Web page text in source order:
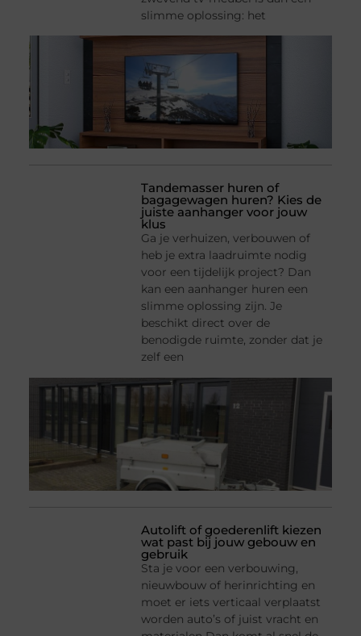
slimme oplossing: het
Tandemasser huren of
bagagewagen huren? Kies de
juiste aanhanger voor jouw
klus
Ga je verhuizen, verbouwen of
heb je extra laadruimte nodig
voor een tijdelijk project? Dan
kan een aanhanger huren een
slimme oplossing zijn. Je
beschikt direct over de
benodigde ruimte, zonder dat je
zelf een
Autolift of goederenlift kiezen
wat past bij jouw gebouw en
gebruik
Sta je voor een verbouwing,
nieuwbouw of herinrichting en
moet er iets verticaal verplaatst
worden auto’s of juist vracht en